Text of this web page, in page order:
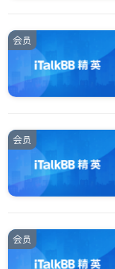
会员
会员
会员